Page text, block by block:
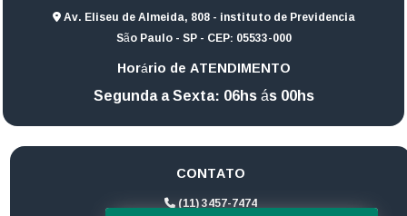
Av. Eliseu de Almeida, 808 - instituto de Previdencia
São Paulo - SP - CEP: 05533-000
Horário de ATENDIMENTO
Segunda a Sexta: 06hs ás 00hs
CONTATO
(11) 3457-7474